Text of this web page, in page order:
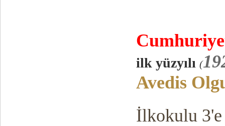
Cumhuriy
ilk yüzyılı (
Avedis
İlkokulu 3'e